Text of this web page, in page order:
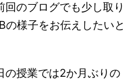
のブログでも少し取り
の様子をお伝えしたいと
の授業では2か月ぶりの